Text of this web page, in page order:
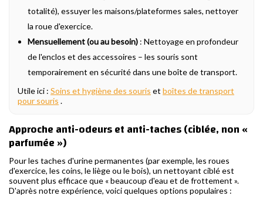
totalité), essuyer les maisons/plateformes sales, nettoyer
la roue d'exercice.
Mensuellement (ou au besoin) : Nettoyage en profondeur
de l'enclos et des accessoires – les souris sont
temporairement en sécurité dans une boîte de transport.
Utile ici : Soins et hygiène des souris et boîtes de transport
pour souris .
Approche anti-odeurs et anti-taches (ciblée, non «
parfumée »)
Pour les taches d'urine permanentes (par exemple, les roues
d'exercice, les coins, le liège ou le bois), un nettoyant ciblé est
souvent plus efficace que « beaucoup d'eau et de frottement ».
D'après notre expérience, voici quelques options populaires :